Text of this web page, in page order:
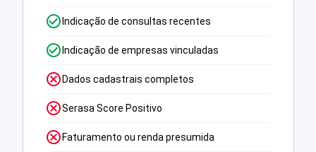
Indicação de consultas recentes
Indicação de empresas vinculadas
Dados cadastrais completos
Serasa Score Positivo
Faturamento ou renda presumida